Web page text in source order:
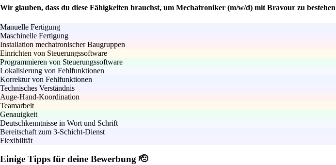
Wir glauben, dass du diese Fähigkeiten brauchst, um Mechatroniker (m/w/d) mit Bravour zu bestehen
Manuelle Fertigung
Maschinelle Fertigung
Installation mechatronischer Baugruppen
Einrichten von Steuerungssoftware
Programmieren von Steuerungssoftware
Lokalisierung von Fehlfunktionen
Korrektur von Fehlfunktionen
Technisches Verständnis
Auge-Hand-Koordination
Teamarbeit
Genauigkeit
Deutschkenntnisse in Wort und Schrift
Bereitschaft zum 3-Schicht-Dienst
Flexibilität
Einige Tipps für deine Bewerbung 🫡